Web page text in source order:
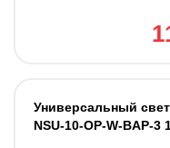
Универсальный
NSU-10-OP-W-BAP-3